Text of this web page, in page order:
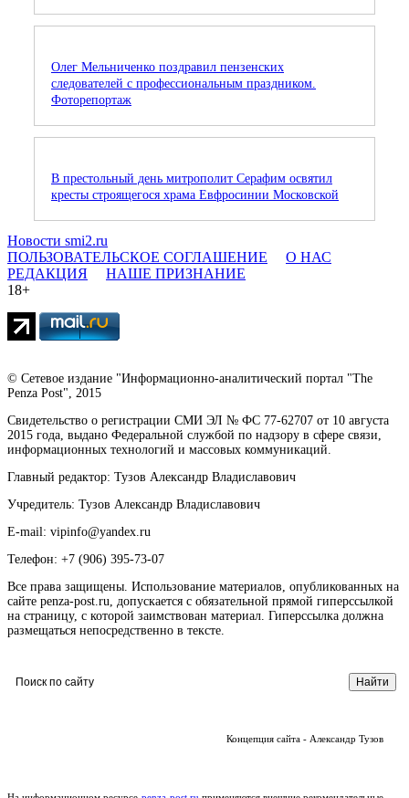
Олег Мельниченко поздравил пензенских
следователей с профессиональным праздником.
Фоторепортаж
В престольный день митрополит Серафим освятил
кресты строящегося храма Евфросинии Московской
Новости smi2.ru
ПОЛЬЗОВАТЕЛЬСКОЕ СОГЛАШЕНИЕ
О НАС
РЕДАКЦИЯ
НАШЕ ПРИЗНАНИЕ
18+
© Сетевое издание "Информационно-аналитический портал "The
Penza Post", 2015
Свидетельство о регистрации СМИ ЭЛ № ФС 77-62707 от 10 августа
2015 года, выдано Федеральной службой по надзору в сфере связи,
информационных технологий и массовых коммуникаций.
Главный редактор: Тузов Александр Владиславович
Учредитель: Тузов Александр Владиславович
E-mail: vipinfo@yandex.ru
Телефон: +7 (906) 395-73-07
Все права защищены. Использование материалов, опубликованных на
сайте penza-post.ru, допускается с обязательной прямой гиперссылкой
на страницу, с которой заимствован материал. Гиперссылка должна
размещаться непосредственно в тексте.
Концепция сайта - Александр Тузов